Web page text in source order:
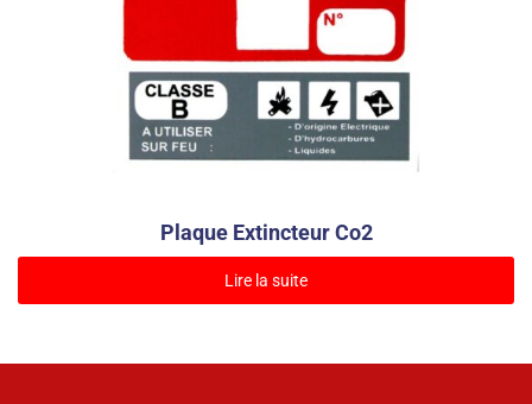
Plaque Extincteur Co2
Lire la suite